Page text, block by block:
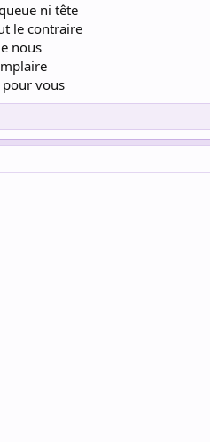
ni tête
le contraire
nous
pour vous